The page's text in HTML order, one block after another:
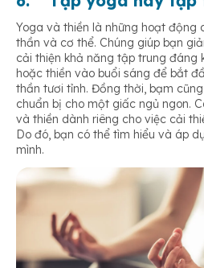
Yoga và thiền là những hoạt động
thần và cơ thể. Chúng giúp bạn
cải thiện khả năng tập trung đáng
hoặc thiền vào buổi sáng để bắt
thần tươi tỉnh. Đồng thời, bạm
chuẩn bị cho một giấc ngủ ngon.
và thiền dành riêng cho việc cải
Do đó, bạn có thể tìm hiểu và áp
mình.